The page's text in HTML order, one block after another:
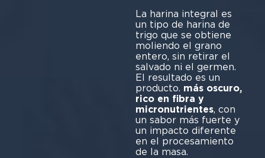
La harina integral es
un tipo de harina de
trigo que se obtiene
moliendo el grano
entero, sin retirar el
salvado ni el germen.
El resultado es un
producto. más oscuro,
rico en fibra y
micronutrientes, con
un sabor más fuerte y
un impacto diferente
en el procesamiento
de la masa.